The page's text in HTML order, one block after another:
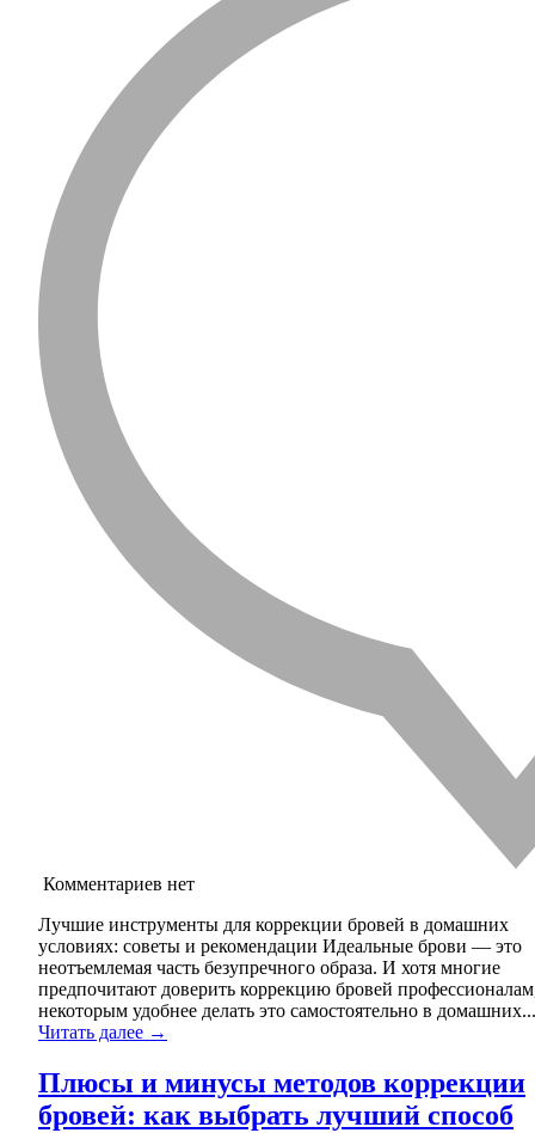
Комментариев нет
Лучшие инструменты для коррекции бровей в домашних
условиях: советы и рекомендации Идеальные брови — это
неотъемлемая часть безупречного образа. И хотя многие
предпочитают доверить коррекцию бровей
некоторым удобнее делать это самостоятельно в домашних...
Читать далее →
Плюсы и минусы методов коррекции
бровей: как выбрать лучший способ